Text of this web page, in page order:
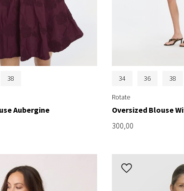
38
Aubergine
34 36 38
Rotate
Oversized Blouse
300,00